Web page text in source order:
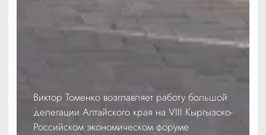
Виктор Томенко возглавляет работу большой
делегации Алтайского края на VIII Кыргызско-
Российском экономическом форуме